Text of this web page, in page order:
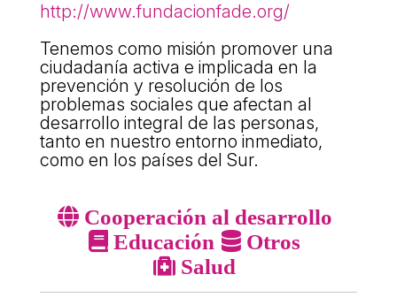
http://www.fundacionfade.org/
Tenemos como misión promover una
ciudadanía activa e implicada en la
prevención y resolución de los
problemas sociales que afectan al
desarrollo integral de las personas,
tanto en nuestro entorno inmediato,
como en los países del Sur.
Cooperación al desarrollo
Educación
Otros
Salud
ACCIÓ SOCIAL I JOVES
ESPLAIS
SUPORT TERCER SECTOR